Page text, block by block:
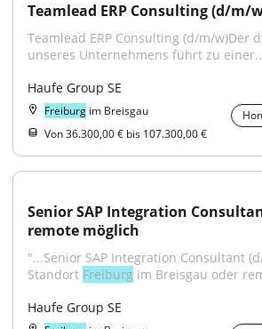
Teamlead ERP Consulting (d/m/
Teamlead ERP Consulting (d/m/w)Der
unseres Unternehmens führt zu
Haufe Group SE
Freiburg im Breisgau
Von 36.300,00 € bis 107.300,00 €
Senior SAP Integration
remote möglich
"...Senior SAP Integration Consultant
Standort Freiburg im Breisgau oder
Haufe Group SE